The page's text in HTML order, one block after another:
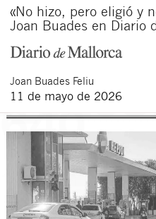
«No hizo, pero eligió y
Joan Buades en Diario
Joan Buades Feliu
11 de mayo de 2026